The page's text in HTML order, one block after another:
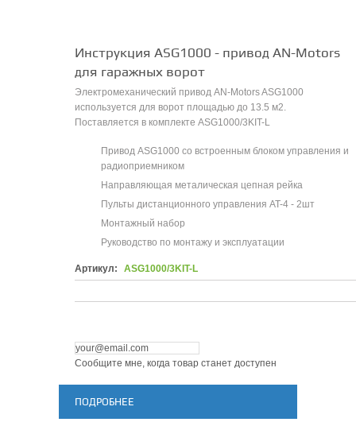
Инструкция ASG1000 - привод AN-Motors
для гаражных ворот
Электромеханический привод AN-Motors ASG1000
используется для ворот площадью до 13.5 м2.
Поставляется в комплекте ASG1000/3KIT-L
Привод ASG1000 со встроенным блоком управления и
радиоприемником
Направляющая металическая цепная рейка
Пульты дистанционного управления AT-4 - 2шт
Монтажный набор
Руководство по монтажу и эксплуатации
Артикул: ASG1000/3KIT-L
Сообщите мне, когда товар станет доступен
ПОДРОБНЕЕ